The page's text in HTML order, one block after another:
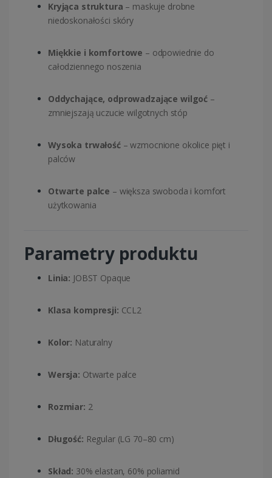
Kryjąca struktura – maskuje drobne
niedoskonałości skóry
Miękkie i komfortowe – odpowiednie do
całodziennego noszenia
Oddychające, odprowadzające wilgoć –
zmniejszają uczucie wilgotnych stóp
Wysoka trwałość– wzmocnione okolice pięt i
palców
Otwarte palce – większa swoboda i komfort
użytkowania
Parametry produktu
Linia: JOBST Opaque
Klasa kompresji: CCL2
Kolor: Naturalny
Wersja: Otwarte palce
Rozmiar: 2
Długość: Regular (LG 70–80 cm)
Skład: 30% elastan, 60% poliamid